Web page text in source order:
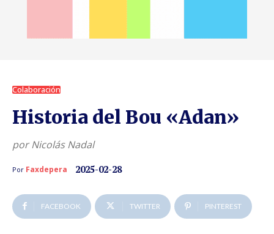
Colaboración
Historia del Bou «Adan»
por Nicolás Nadal
Por Faxdepera 2025-02-28
FACEBOOK TWITTER PINTEREST